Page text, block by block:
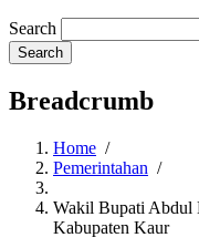
Search
Breadcrumb
Home /
Pemerintahan /
Wakil Bupati Abdul
Kabupaten Kaur